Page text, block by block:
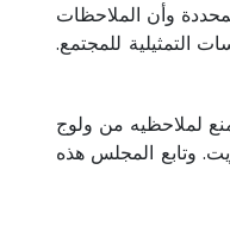
أن عملية الاقتراع مرت طبقا للمساطر المحددة وأن الملاحظات
التمثيلية للمجتمع.
التصويت التي بلغت خلال هذه الاستحقاقات أزيد من 40000 مكتب تصويت. وخلال هذا اليوم، سجل المجلس 13 حالة منع لملاحظيه من ولوج
التصويت. وتابع المجلس هذه